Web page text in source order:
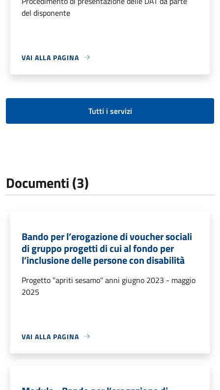
del disponente
VAI ALLA PAGINA
Tutti i servizi
Documenti (3)
Bando per l’erogazione di voucher sociali
di gruppo progetti di cui al fondo per
l’inclusione delle persone con disabilità
Progetto "apriti sesamo" anni giugno 2023 - maggio
2025
VAI ALLA PAGINA